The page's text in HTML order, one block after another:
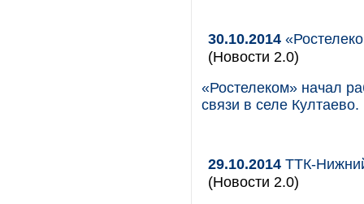
30.10.2014
(Новости 2.0)
«Ростелеком» начал
связи в селе Култаево.
29.10.2014 ТТК-
(Новости 2.0)